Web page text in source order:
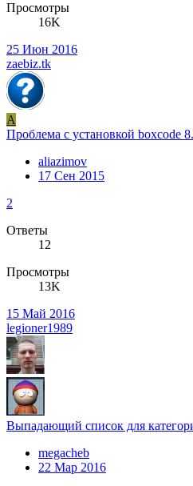
Просмотры
16K
25 Июн 2016
zaebiz.tk
A
Проблема с установкой boxcode
aliazimov
17 Сен 2015
2
Ответы
12
Просмотры
13K
15 Май 2016
legioner1989
Выпадающий список для
megacheb
22 Мар 2016